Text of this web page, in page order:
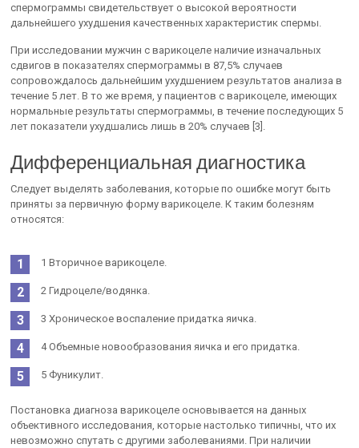
спермограммы свидетельствует о высокой вероятности
дальнейшего ухудшения качественных характеристик спермы.
При исследовании мужчин с варикоцеле наличие изначальных
сдвигов в показателях спермограммы в 87,5% случаев
сопровождалось дальнейшим ухудшением результатов анализа в
течение 5 лет. В то же время, у пациентов с варикоцеле, имеющих
нормальные результаты спермограммы, в течение последующих 5
лет показатели ухудшались лишь в 20% случаев [3].
Дифференциальная диагностика
Следует выделять заболевания, которые по ошибке могут быть
приняты за первичную форму варикоцеле. К таким болезням
относятся:
1 Вторичное варикоцеле.
2 Гидроцеле/водянка.
3 Хроническое воспаление придатка яичка.
4 Объемные новообразования яичка и его придатка.
5 Фуникулит.
Постановка диагноза варикоцеле основывается на данных
объективного исследования, которые настолько типичны, что их
невозможно спутать с другими заболеваниями. При наличии